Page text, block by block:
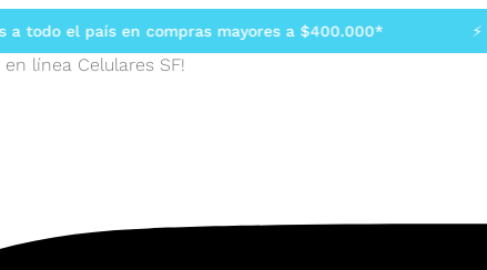
el país en compras mayores a $400.000* ⚡
línea Celulares SF!